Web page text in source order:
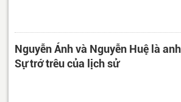
Nguyễn Ánh và Nguyễn Huệ là
Sự trớ trêu của lịch sử